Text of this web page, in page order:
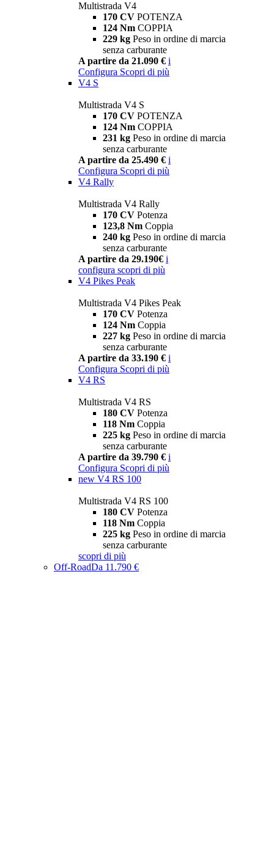
Multistrada V4
170 CV POTENZA
124 Nm COPPIA
229 kg Peso in ordine di marcia
senza carburante
A partire da 21.090 € i
Configura Scopri di più
V4 S
Multistrada V4 S
170 CV POTENZA
124 Nm COPPIA
231 kg Peso in ordine di marcia
senza carburante
A partire da 25.490 € i
Configura Scopri di più
V4 Rally
Multistrada V4 Rally
170 CV Potenza
123,8 Nm Coppia
240 kg Peso in ordine di marcia
senza carburante
A partire da 29.190€ i
configura scopri di più
V4 Pikes Peak
Multistrada V4 Pikes Peak
170 CV Potenza
124 Nm Coppia
227 kg Peso in ordine di marcia
senza carburante
A partire da 33.190 € i
Configura Scopri di più
V4 RS
Multistrada V4 RS
180 CV Potenza
118 Nm Coppia
225 kg Peso in ordine di marcia
senza carburante
A partire da 39.790 € i
Configura Scopri di più
new V4 RS 100
Multistrada V4 RS 100
180 CV Potenza
118 Nm Coppia
225 kg Peso in ordine di marcia
senza carburante
scopri di più
Off-RoadDa 11.790 €